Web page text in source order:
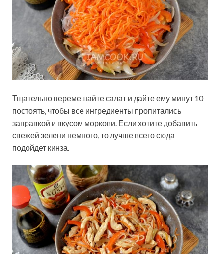
Тщательно перемешайте салат и дайте ему минут 10
постоять, чтобы все ингредиенты пропитались
заправкой и вкусом моркови. Если хотите добавить
свежей зелени немного, то лучше всего сюда
подойдет кинза.